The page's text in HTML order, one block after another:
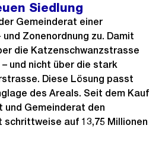
Siedlung
Gemeinderat einer
Zonenordnung zu. Damit
die Katzenschwanzstrasse
und nicht über die stark
Diese Lösung passt
des Areals. Seit dem Kauf
und Gemeinderat den
auf 13,75 Millionen